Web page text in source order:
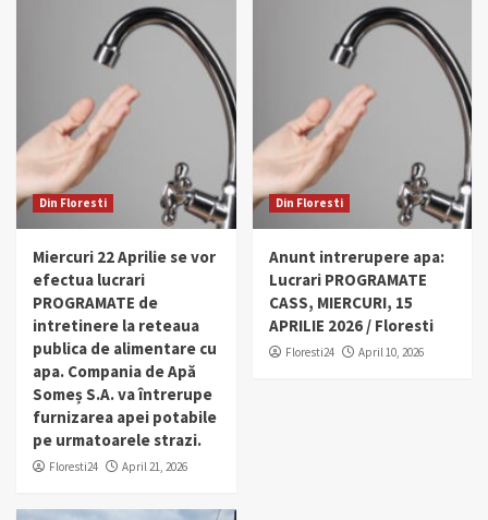
Din Floresti
Miercuri 22 Aprilie se vor
efectua lucrari
PROGRAMATE de
intretinere la reteaua
publica de alimentare cu
apa. Compania de Apă
Someș S.A. va întrerupe
furnizarea apei potabile
pe urmatoarele strazi.
Floresti24 April 21, 2026
Din Floresti
Anunt intrerupere apa:
Lucrari PROGRAMATE
CASS, MIERCURI, 15
APRILIE 2026 / Floresti
Floresti24 April 10, 2026